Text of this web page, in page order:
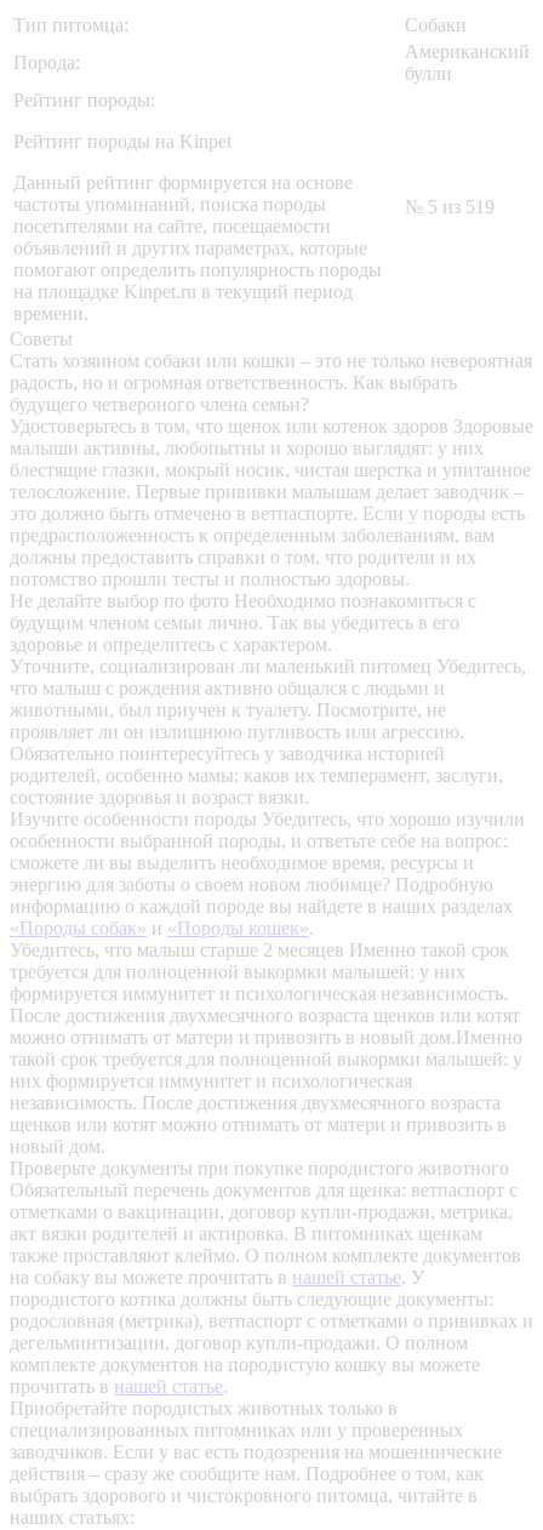
Тип питомца:
Собаки
Порода:
Американский
булли
Рейтинг породы:
Рейтинг породы на Kinpet
Данный рейтинг формируется на основе
частоты упоминаний, поиска породы
посетителями на сайте, посещаемости
объявлений и других параметрах, которые
помогают определить популярность породы
на площадке Kinpet.ru в текущий период
времени.
№ 5 из 519
Советы
Стать хозяином собаки или кошки – это не только невероятная
радость, но и огромная ответственность. Как выбрать
будущего четвероного члена семьи?
Удостоверьтесь в том, что щенок или котенок здоров Здоровые
малыши активны, любопытны и хорошо выглядят: у них
блестящие глазки, мокрый носик, чистая шерстка и упитанное
телосложение. Первые прививки малышам делает заводчик –
это должно быть отмечено в ветпаспорте. Если у породы есть
предрасположенность к определенным заболеваниям, вам
должны предоставить справки о том, что родители и их
потомство прошли тесты и полностью здоровы.
Не делайте выбор по фото Необходимо познакомиться с
будущим членом семьи лично. Так вы убедитесь в его
здоровье и определитесь с характером.
Уточните, социализирован ли маленький питомец Убедитесь,
что малыш с рождения активно общался с людьми и
животными, был приучен к туалету. Посмотрите, не
проявляет ли он излишнюю пугливость или агрессию.
Обязательно поинтересуйтесь у заводчика историей
родителей, особенно мамы: каков их темперамент, заслуги,
состояние здоровья и возраст вязки.
Изучите особенности породы Убедитесь, что хорошо изучили
особенности выбранной породы, и ответьте себе на вопрос:
сможете ли вы выделить необходимое время, ресурсы и
энергию для заботы о своем новом любимце? Подробную
информацию о каждой породе вы найдете в наших разделах
«Породы собак» и «Породы кошек».
Убедитесь, что малыш старше 2 месяцев Именно такой срок
требуется для полноценной выкормки малышей: у них
формируется иммунитет и психологическая независимость.
После достижения двухмесячного возраста щенков или котят
можно отнимать от матери и привозить в новый дом.Именно
такой срок требуется для полноценной выкормки малышей: у
них формируется иммунитет и психологическая
независимость. После достижения двухмесячного возраста
щенков или котят можно отнимать от матери и привозить в
новый дом.
Проверьте документы при покупке породистого животного
Обязательный перечень документов для щенка: ветпаспорт с
отметками о вакцинации, договор купли-продажи, метрика,
акт вязки родителей и актировка. В питомниках щенкам
также проставляют клеймо. О полном комплекте документов
на собаку вы можете прочитать в нашей статье. У
породистого котика должны быть следующие документы:
родословная (метрика), ветпаспорт с отметками о прививках и
дегельминтизации, договор купли-продажи. О полном
комплекте документов на породистую кошку вы можете
прочитать в нашей статье.
Приобретайте породистых животных только в
специализированных питомниках или у проверенных
заводчиков. Если у вас есть подозрения на мошеннические
действия – сразу же сообщите нам. Подробнее о том, как
выбрать здорового и чистокровного питомца, читайте в
наших статьях: